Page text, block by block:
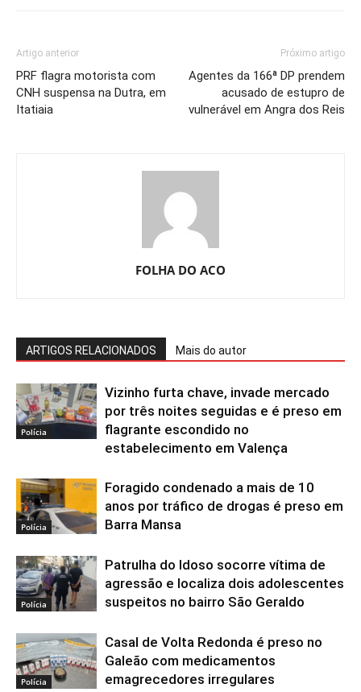
Artigo anterior
PRF flagra motorista com
CNH suspensa na Dutra, em
Itatiaia
Próximo artigo
Agentes da 166ª DP prendem
acusado de estupro de
vulnerável em Angra dos Reis
FOLHA DO ACO
ARTIGOS RELACIONADOS Mais do autor
Polícia
Vizinho furta chave, invade mercado
por três noites seguidas e é preso em
flagrante escondido no
estabelecimento em Valença
Polícia
Foragido condenado a mais de 10
anos por tráfico de drogas é preso em
Barra Mansa
Polícia
Patrulha do Idoso socorre vítima de
agressão e localiza dois adolescentes
suspeitos no bairro São Geraldo
Polícia
Casal de Volta Redonda é preso no
Galeão com medicamentos
emagrecedores irregulares